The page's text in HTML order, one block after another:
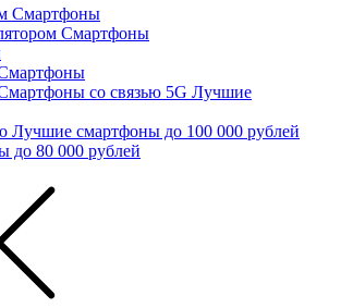
Смартфоны
Смартфоны
со связью 5G Лучшие
Лучшие смартфоны до 100 000 рублей
до 80 000 рублей